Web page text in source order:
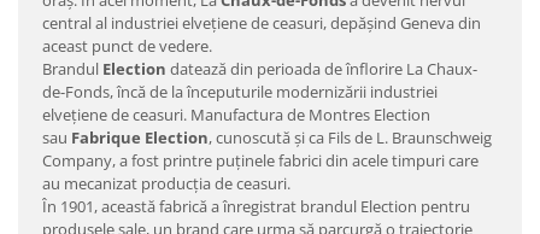
central al industriei elveţiene de ceasuri, depăşind Geneva din
aceast punct de vedere.
Brandul Election datează din perioada de înflorire La Chaux-
de-Fonds, încă de la începuturile modernizării industriei
elveţiene de ceasuri. Manufactura de Montres Election
sau Fabrique Election, cunoscută şi ca Fils de L. Braunschweig
Company, a fost printre puţinele fabrici din acele timpuri care
au mecanizat producţia de ceasuri.
În 1901, această fabrică a înregistrat brandul Election pentru
produsele sale, un brand care urma să parcurgă o traiectorie